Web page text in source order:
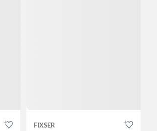
FIXSER